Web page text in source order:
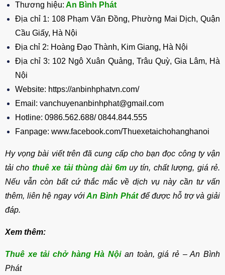
Thương hiệu: An Bình Phát
Địa chỉ 1: 108 Phạm Văn Đồng, Phường Mai Dịch, Quận
Cầu Giấy, Hà Nội
Địa chỉ 2: Hoàng Đạo Thành, Kim Giang, Hà Nội
Địa chỉ 3: 102 Ngô Xuân Quảng, Trâu Quỳ, Gia Lâm, Hà
Nội
Website: https://anbinhphatvn.com/
Email: vanchuyenanbinhphat@gmail.com
Hotline: 0986.562.688/ 0844.844.555
Fanpage: www.facebook.com/Thuexetaichohanghanoi
Hy vọng bài viết trên đã cung cấp cho bạn đọc công ty vận
tải cho thuê xe tải thùng dài 6m uy tín, chất lượng, giá rẻ.
Nếu vẫn còn bất cứ thắc mắc về dịch vụ này cần tư vấn
thêm, liên hệ ngay vớiAn Bình Phát để được hỗ trợ và giải
đáp.
Xem thêm:
Thuê xe tải chở hàng Hà Nộian toàn, giá rẻ – An Bình
Phát